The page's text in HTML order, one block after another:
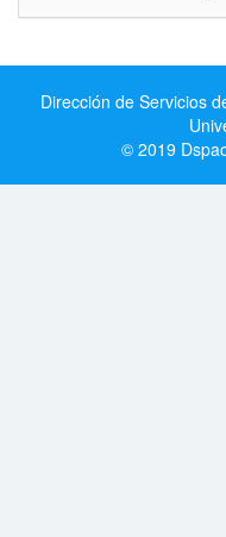
Dirección de Servicios
© 2019